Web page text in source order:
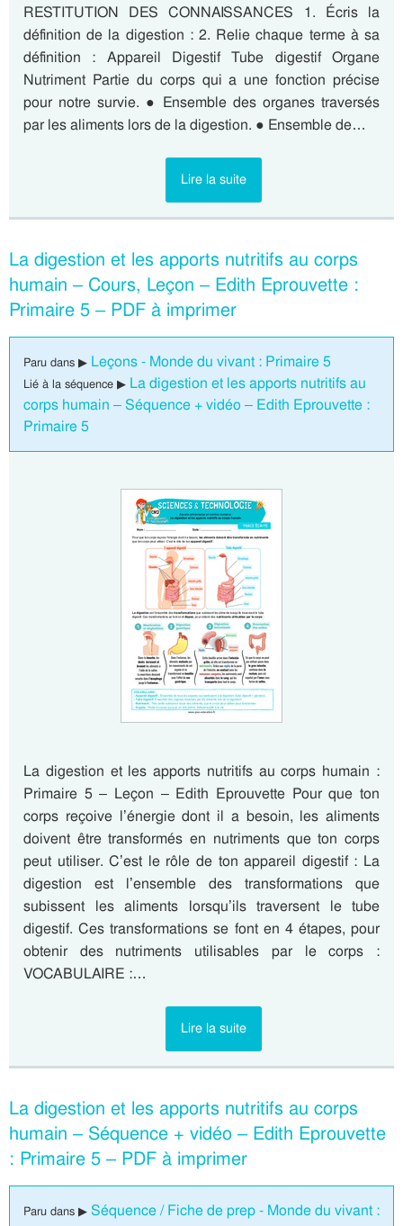
RESTITUTION DES CONNAISSANCES 1. Écris la
définition de la digestion : 2. Relie chaque terme à sa
définition : Appareil Digestif Tube digestif Organe
Nutriment Partie du corps qui a une fonction précise
pour notre survie. ● Ensemble des organes traversés
par les aliments lors de la digestion. ● Ensemble de…
Lire la suite
La digestion et les apports nutritifs au corps
humain – Cours, Leçon – Edith Eprouvette :
Primaire 5 – PDF à imprimer
Paru dans ▶ Leçons - Monde du vivant : Primaire 5
Lié à la séquence ▶ La digestion et les apports nutritifs au
corps humain – Séquence + vidéo – Edith Eprouvette :
Primaire 5
La digestion et les apports nutritifs au corps humain :
Primaire 5 – Leçon – Edith Eprouvette Pour que ton
corps reçoive l’énergie dont il a besoin, les aliments
doivent être transformés en nutriments que ton corps
peut utiliser. C’est le rôle de ton appareil digestif : La
digestion est l’ensemble des transformations que
subissent les aliments lorsqu’ils traversent le tube
digestif. Ces transformations se font en 4 étapes, pour
obtenir des nutriments utilisables par le corps :
VOCABULAIRE :…
Lire la suite
La digestion et les apports nutritifs au corps
humain – Séquence + vidéo – Edith Eprouvette
: Primaire 5 – PDF à imprimer
Paru dans ▶ Séquence / Fiche de prep - Monde du vivant :